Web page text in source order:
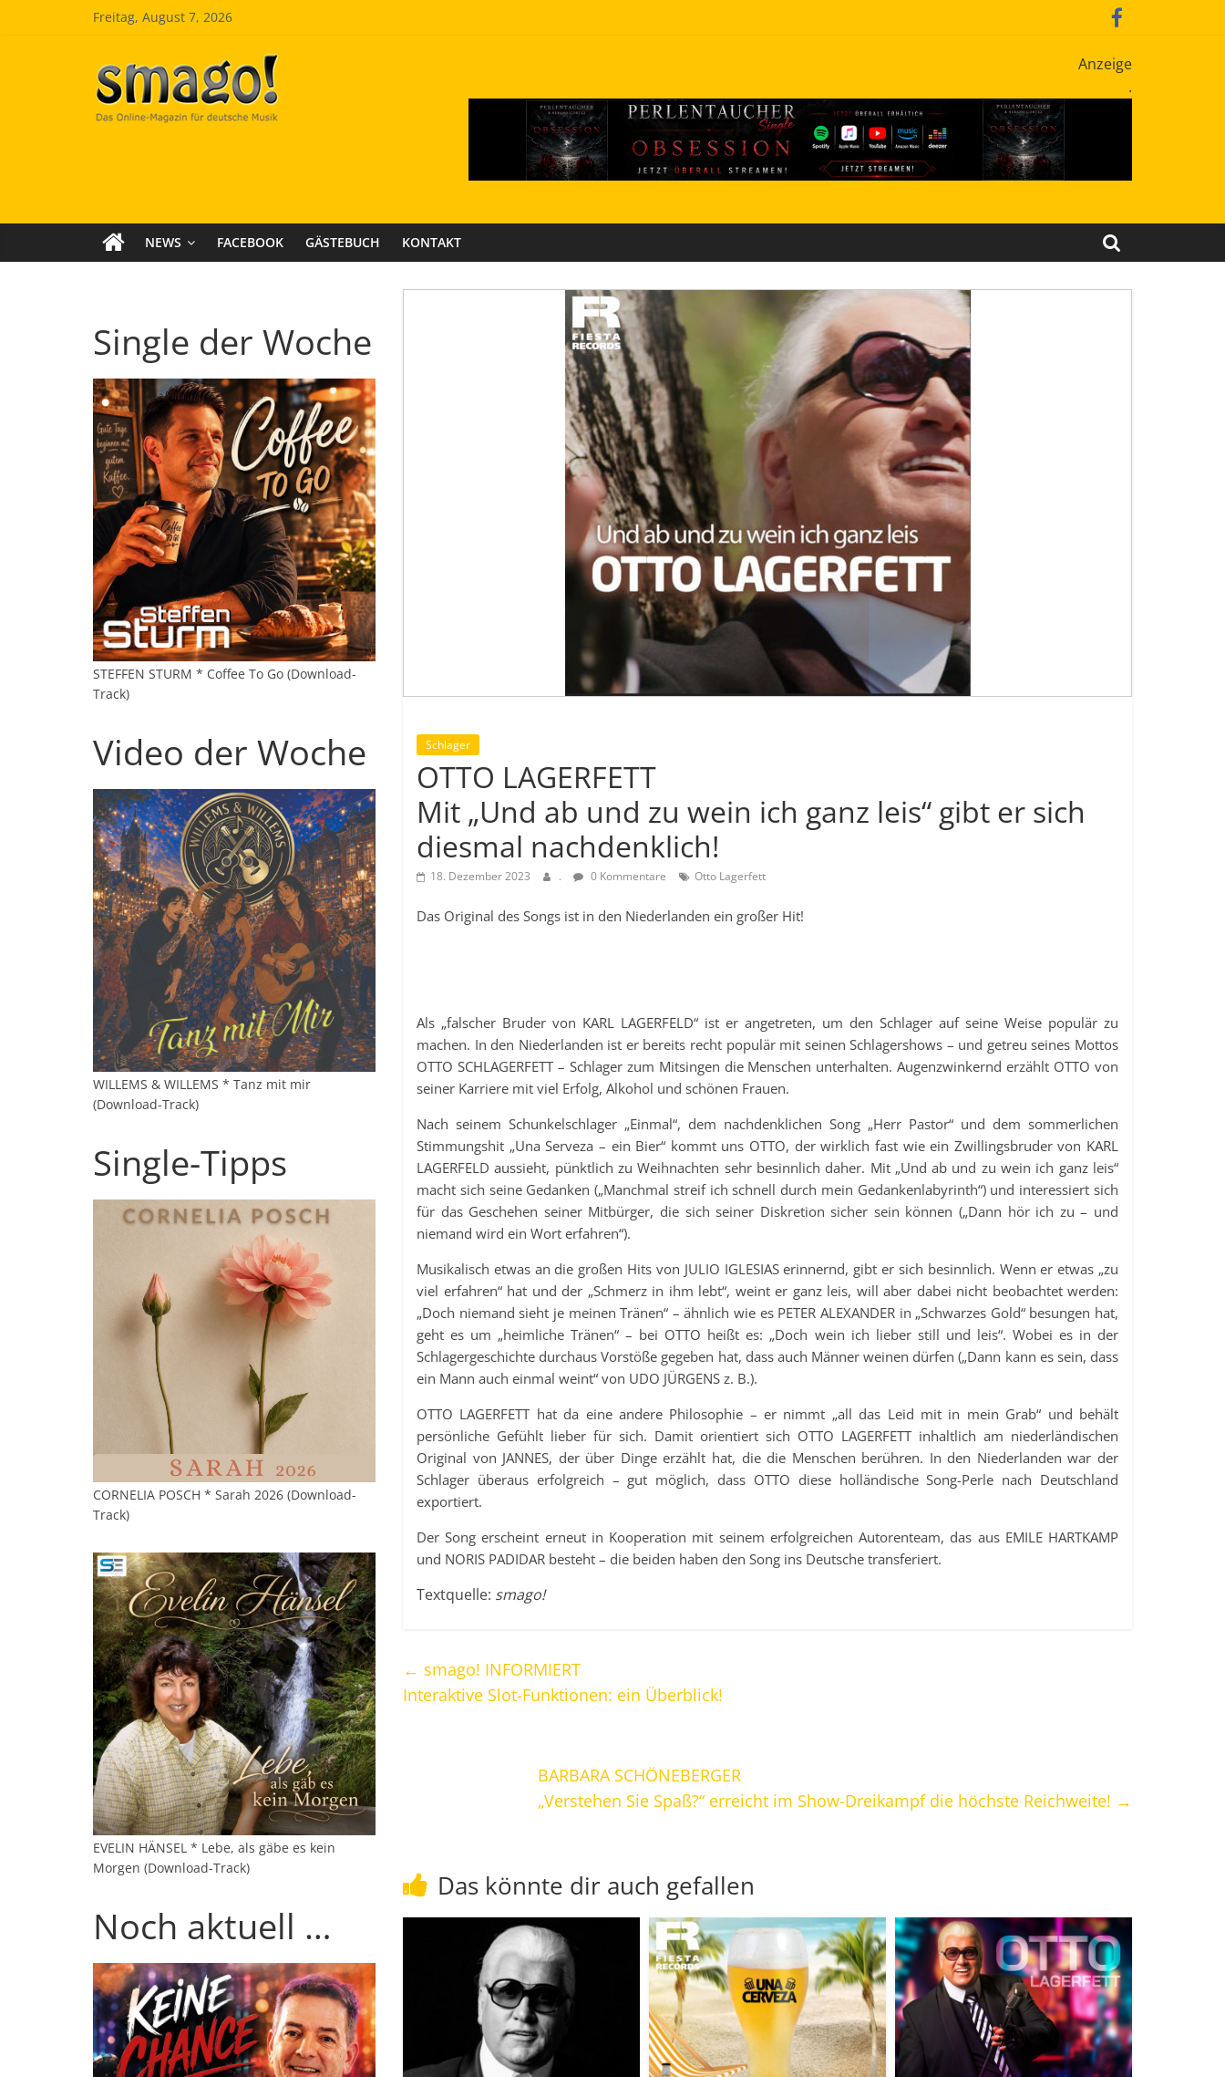
Freitag, August 7, 2026
Smago
SchlagerMAGazinOnline
Anzeige
.
NEWS FACEBOOK GÄSTEBUCH KONTAKT
Schlager
OTTO LAGERFETT
Mit „Und ab und zu wein ich ganz leis“ gibt er sich
diesmal nachdenklich!
18. Dezember 2023 . 0 Kommentare Otto Lagerfett
Das Original des Songs ist in den Niederlanden ein großer Hit!
Als „falscher Bruder von KARL LAGERFELD“ ist er angetreten, um den Schlager auf seine Weise populär zu
machen. In den Niederlanden ist er bereits recht populär mit seinen Schlagershows – und getreu seines Mottos
OTTO SCHLAGERFETT – Schlager zum Mitsingen die Menschen unterhalten. Augenzwinkernd erzählt OTTO von
seiner Karriere mit viel Erfolg, Alkohol und schönen Frauen.
Nach seinem Schunkelschlager „Einmal“, dem nachdenklichen Song „Herr Pastor“ und dem sommerlichen
Stimmungshit „Una Serveza – ein Bier“ kommt uns OTTO, der wirklich fast wie ein Zwillingsbruder von KARL
LAGERFELD aussieht, pünktlich zu Weihnachten sehr besinnlich daher. Mit „Und ab und zu wein ich ganz leis“
macht sich seine Gedanken („Manchmal streif ich schnell durch mein Gedankenlabyrinth“) und interessiert sich
für das Geschehen seiner Mitbürger, die sich seiner Diskretion sicher sein können („Dann hör ich zu – und
niemand wird ein Wort erfahren“).
Musikalisch etwas an die großen Hits von JULIO IGLESIAS erinnernd, gibt er sich besinnlich. Wenn er etwas „zu
viel erfahren“ hat und der „Schmerz in ihm lebt“, weint er ganz leis, will aber dabei nicht beobachtet werden:
„Doch niemand sieht je meinen Tränen“ – ähnlich wie es PETER ALEXANDER in „Schwarzes Gold“ besungen hat,
geht es um „heimliche Tränen“ – bei OTTO heißt es: „Doch wein ich lieber still und leis“. Wobei es in der
Schlagergeschichte durchaus Vorstöße gegeben hat, dass auch Männer weinen dürfen („Dann kann es sein, dass
ein Mann auch einmal weint“ von UDO JÜRGENS z. B.).
OTTO LAGERFETT hat da eine andere Philosophie – er nimmt „all das Leid mit in mein Grab“ und behält
persönliche Gefühlt lieber für sich. Damit orientiert sich OTTO LAGERFETT inhaltlich am niederländischen
Original von JANNES, der über Dinge erzählt hat, die die Menschen berühren. In den Niederlanden war der
Schlager überaus erfolgreich – gut möglich, dass OTTO diese holländische Song-Perle nach Deutschland
exportiert.
Der Song erscheint erneut in Kooperation mit seinem erfolgreichen Autorenteam, das aus EMILE HARTKAMP
und NORIS PADIDAR besteht – die beiden haben den Song ins Deutsche transferiert.
Textquelle: smago!
← smago! INFORMIERT
Interaktive Slot-Funktionen: ein Überblick!
BARBARA SCHÖNEBERGER
„Verstehen Sie Spaß?“ erreicht im Show-Dreikampf die höchste Reichweite! →
Das könnte dir auch gefallen
Single der Woche
STEFFEN STURM * Coffee To Go (Download-
Track)
Video der Woche
WILLEMS & WILLEMS * Tanz mit mir
(Download-Track)
Single-Tipps
CORNELIA POSCH * Sarah 2026 (Download-
Track)
EVELIN HÄNSEL * Lebe, als gäbe es kein
Morgen (Download-Track)
Noch aktuell …